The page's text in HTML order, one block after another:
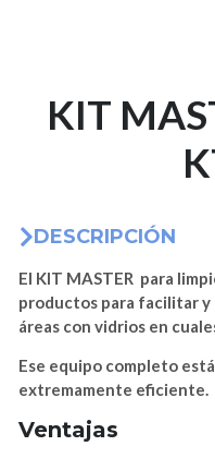
KIT
DESCRIPCIÓN
El KIT MASTER para
productos para facilitar y
áreas con vidrios en
Ese equipo completo
extremamente eficiente.
Ventajas